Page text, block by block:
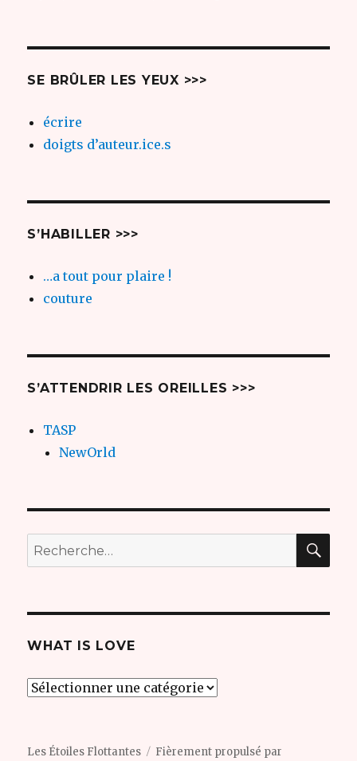
SE BRÛLER LES YEUX >>>
écrire
doigts d’auteur.ice.s
S’HABILLER >>>
…a tout pour plaire !
couture
S’ATTENDRIR LES OREILLES >>>
TASP
NewOrld
Recherche
pour
WHAT IS LOVE
what
Les Étoiles Flottantes Fièrement propulsé par